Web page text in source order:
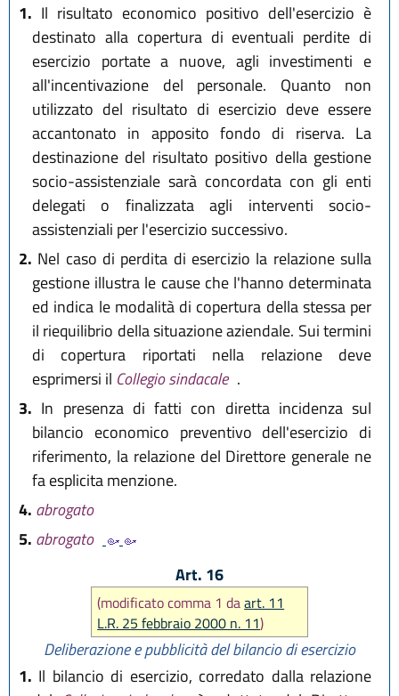
1. Il risultato economico positivo dell'esercizio è
destinato alla copertura di eventuali perdite di
esercizio portate a nuove, agli investimenti e
all'incentivazione del personale. Quanto non
utilizzato del risultato di esercizio deve essere
accantonato in apposito fondo di riserva. La
destinazione del risultato positivo della gestione
socio-assistenziale sarà concordata con gli enti
delegati o finalizzata agli interventi socio-
assistenziali per l'esercizio successivo.
2. Nel caso di perdita di esercizio la relazione sulla
gestione illustra le cause che l'hanno determinata
ed indica le modalità di copertura della stessa per
il riequilibrio della situazione aziendale. Sui termini
di copertura riportati nella relazione deve
esprimersi il Collegio sindacale .
3. In presenza di fatti con diretta incidenza sul
bilancio economico preventivo dell'esercizio di
riferimento, la relazione del Direttore generale ne
fa esplicita menzione.
4. abrogato
5. abrogato
Art. 16
(modificato comma 1 daart. 11
L.R. 25 febbraio 2000 n. 11)
Deliberazione e pubblicità del bilancio di esercizio
1. Il bilancio di esercizio, corredato dalla relazione